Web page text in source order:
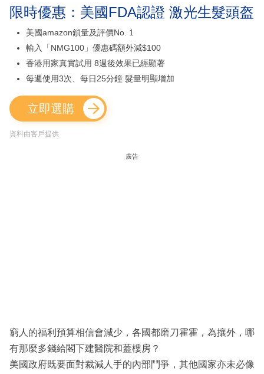
限時優惠：美國FDA認證 激光生髮頭盔
美國amazon鎖量及評價No. 1
輸入「NMG100」優惠碼額外減$100
香港用家真實試用 8週後效果已經顯著
每週使用3次、每日25分鐘 髮量明顯增加
立即選購
資料由客戶提供
廣告
窮人的福利預算相信會減少，各國都磨刀霍霍，為攘外，哪
有那麼多錢給閣下建醫院和蓋樓房？
美國政府既要面對裁減人手的內部鬥爭，其他國家亦未必像